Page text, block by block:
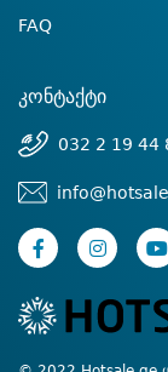
FAQ
კონტაქტი
032 2 19 44